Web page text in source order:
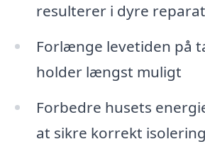
resulterer i dyre
Forlænge levetiden på
holder længst muligt
Forbedre husets
at sikre korrekt isolering